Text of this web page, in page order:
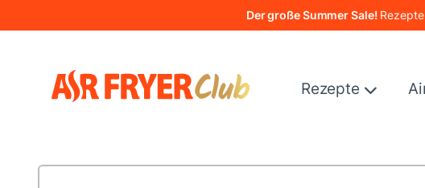
zum
Der große Summer Sale!
Rezepte